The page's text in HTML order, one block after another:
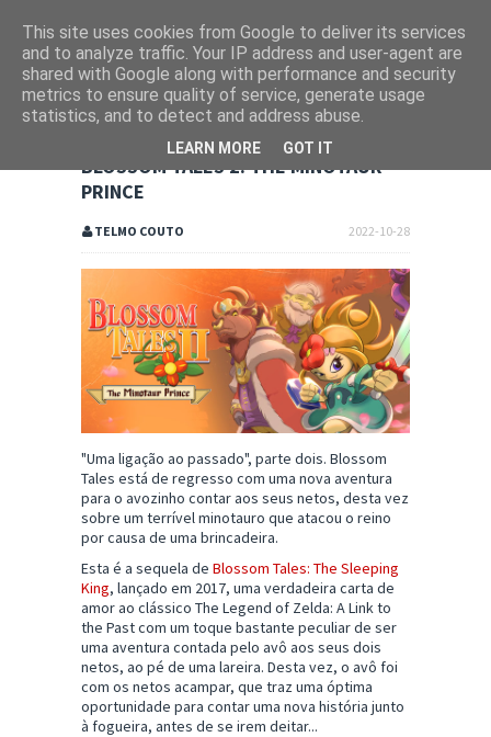
BLOSSOM TALES 2: THE MINOTAUR
PRINCE
2022-10-28
TELMO COUTO
"Uma ligação ao passado", parte dois. Blossom
Tales está de regresso com uma nova aventura
para o avozinho contar aos seus netos, desta vez
sobre um terrível minotauro que atacou o reino
por causa de uma brincadeira.
Esta é a sequela de Blossom Tales: The Sleeping
King, lançado em 2017, uma verdadeira carta de
amor ao clássico The Legend of Zelda: A Link to
the Past com um toque bastante peculiar de ser
uma aventura contada pelo avô aos seus dois
netos, ao pé de uma lareira. Desta vez, o avô foi
com os netos acampar, que traz uma óptima
oportunidade para contar uma nova história junto
à fogueira, antes de se irem deitar...
This site uses cookies from Google to deliver its services
and to analyze traffic. Your IP address and user-agent are
shared with Google along with performance and security
metrics to ensure quality of service, generate usage
statistics, and to detect and address abuse.
LEARN MORE GOT IT